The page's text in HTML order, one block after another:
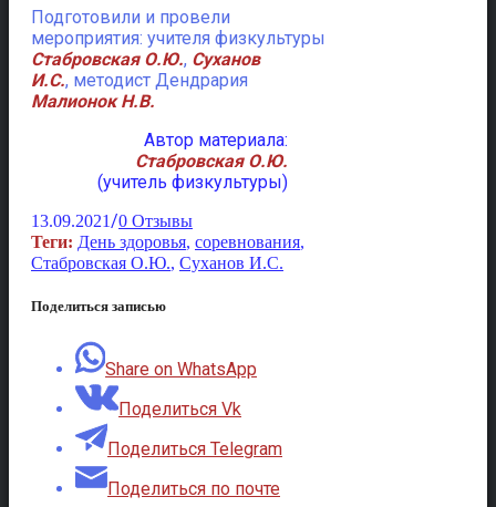
Подготовили и провели
мероприятия: учителя физкультуры
Стабровская О.Ю., Суханов
И.С., методист Дендрария
Малионок Н.В.
Автор материала:
Стабровская О.Ю.
(учитель физкультуры)
13.09.2021/0 Отзывы
Теги: День здоровья, соревнования,
Стабровская О.Ю., Суханов И.С.
Поделиться записью
Share on WhatsApp
Поделиться Vk
Поделиться Telegram
Поделиться по почте